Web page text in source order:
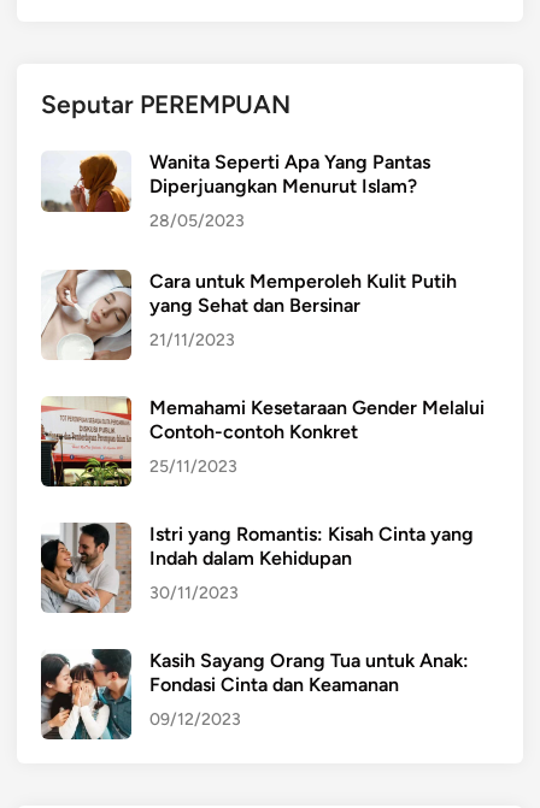
Seputar PEREMPUAN
Wanita Seperti Apa Yang Pantas
Diperjuangkan Menurut Islam?
28/05/2023
Cara untuk Memperoleh Kulit Putih
yang Sehat dan Bersinar
21/11/2023
Memahami Kesetaraan Gender Melalui
Contoh-contoh Konkret
25/11/2023
Istri yang Romantis: Kisah Cinta yang
Indah dalam Kehidupan
30/11/2023
Kasih Sayang Orang Tua untuk Anak:
Fondasi Cinta dan Keamanan
09/12/2023